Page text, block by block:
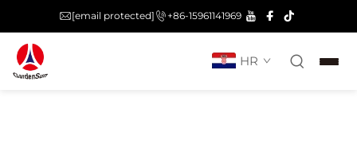
[email protected] +86-15961141969
HR